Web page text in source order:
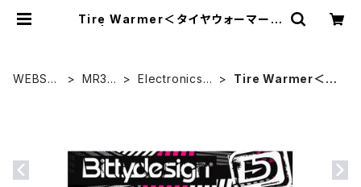
Tire Warmer＜タイヤウォーマー＞
WEBSH
MR33
Electronics＜
Tire Warmer＜タ